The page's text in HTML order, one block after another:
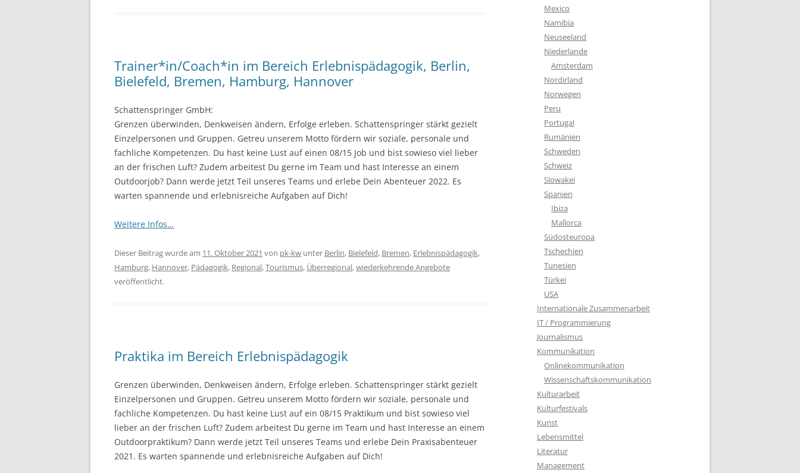
Trainer*in/Coach*in im Bereich Erlebnispädagogik, Berlin,
Bielefeld, Bremen, Hamburg, Hannover
Schattenspringer GmbH:
Grenzen überwinden, Denkweisen ändern, Erfolge erleben. Schattenspringer stärkt gezielt
Einzelpersonen und Gruppen. Getreu unserem Motto fördern wir soziale, personale und
fachliche Kompetenzen. Du hast keine Lust auf einen 08/15 Job und bist sowieso viel lieber
an der frischen Luft? Zudem arbeitest Du gerne im Team und hast Interesse an einem
Outdoorjob? Dann werde jetzt Teil unseres Teams und erlebe Dein Abenteuer 2022. Es
warten spannende und erlebnisreiche Aufgaben auf Dich!
Weitere Infos…
Dieser Beitrag wurde am 11. Oktober 2021 von pk-kw unter Berlin, Bielefeld, Bremen, Erlebnispädagogik,
Hamburg, Hannover, Pädagogik, Regional,Tourismus, Überregional,wiederkehrende Angebote
veröffentlicht.
Praktika im Bereich Erlebnispädagogik
Grenzen überwinden, Denkweisen ändern, Erfolge erleben. Schattenspringer stärkt gezielt
Einzelpersonen und Gruppen. Getreu unserem Motto fördern wir soziale, personale und
fachliche Kompetenzen. Du hast keine Lust auf ein 08/15 Praktikum und bist sowieso viel
lieber an der frischen Luft? Zudem arbeitest Du gerne im Team und hast Interesse an einem
Outdoorpraktikum? Dann werde jetzt Teil unseres Teams und erlebe Dein Praxisabenteuer
2021. Es warten spannende und erlebnisreiche Aufgaben auf Dich!
Mexico
Namibia
Neuseeland
Niederlande
Amsterdam
Nordirland
Norwegen
Peru
Portugal
Rumänien
Schweden
Schweiz
Slowakei
Spanien
Ibiza
Mallorca
Südosteuropa
Tschechien
Tunesien
Türkei
USA
Internationale Zusammenarbeit
IT / Programmierung
Journalismus
Kommunikation
Onlinekommunikation
Wissenschaftskommunikation
Kulturarbeit
Kulturfestivals
Kunst
Lebensmittel
Literatur
Management